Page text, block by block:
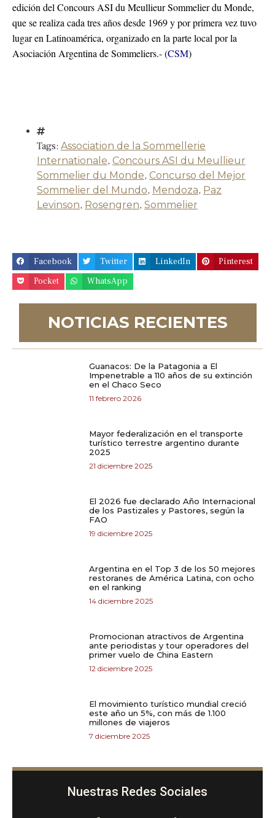
edición del Concours ASI du Meullieur Sommelier du Monde,
que se realiza cada tres años desde 1969 y por primera vez tuvo
lugar en Latinoamérica, organizado en la parte local por la
Asociación Argentina de Sommeliers.- (CSM)
Tags: Association de la Sommellerie
Internationale, Concours ASI du Meullieur
Sommelier du Monde, Concurso del Mejor
Sommelier del Mundo, Mendoza, Paz
Levinson, Rosengren, Sommelier
Facebook Twitter LinkedIn
Pinterest
Pocket
WhatsApp
NOTICIAS RECIENTES
Guanacos: De la Patagonia a El
Impenetrable a 110 años de su extinción
en el Chaco Seco
11 febrero 2026
Mayor federalización en el transporte
turístico terrestre argentino durante
2025
21 diciembre 2025
El 2026 fue declarado Año Internacional
de los Pastizales y Pastores, según la
FAO
19 diciembre 2025
Argentina en el Top 3 de los 50 mejores
restoranes de América Latina, con ocho
en el ranking
14 diciembre 2025
Promocionan atractivos de Argentina
ante periodistas y tour operadores del
primer vuelo de China Eastern
12 diciembre 2025
El movimiento turístico mundial creció
este año un 5%, con más de 1.100
millones de viajeros
7 diciembre 2025
Nuestras Redes Sociales